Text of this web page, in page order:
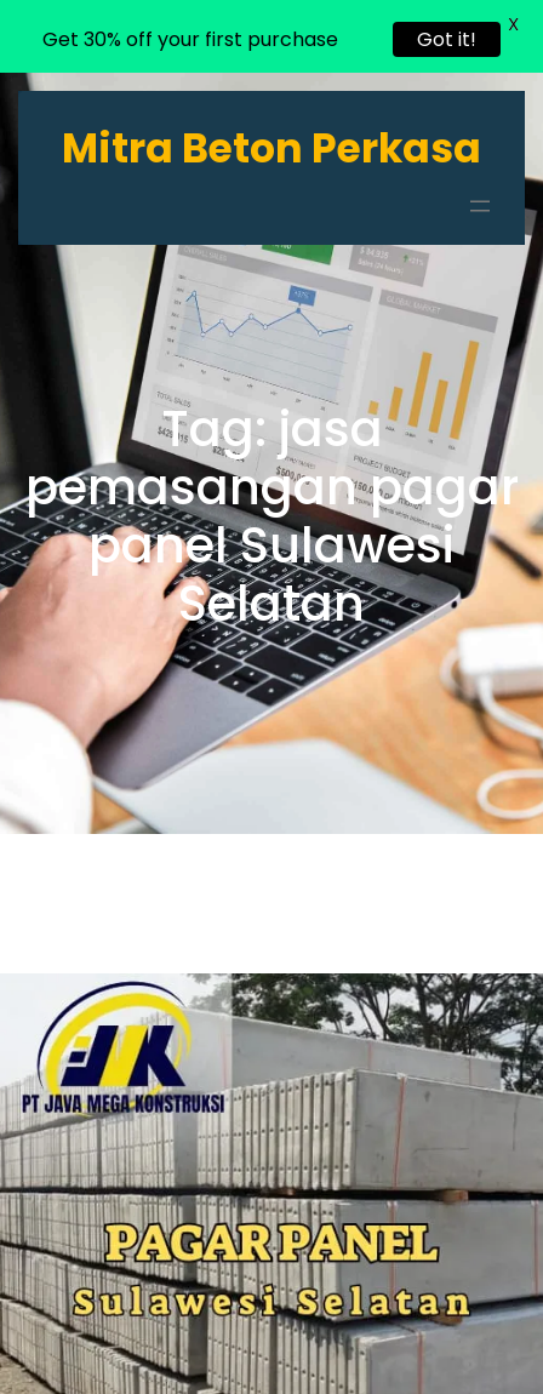
Lewati
Mitra Beton Perkasa
Tag:jasa
pemasangan pagar
panel Sulawesi
Selatan
Get 30% off your first purchase Got it!
X